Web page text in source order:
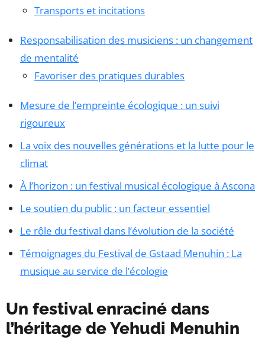
Transports et incitations
Responsabilisation des musiciens : un changement
de mentalité
Favoriser des pratiques durables
Mesure de l’empreinte écologique : un suivi
rigoureux
La voix des nouvelles générations et la lutte pour le
climat
À l’horizon : un festival musical écologique à Ascona
Le soutien du public : un facteur essentiel
Le rôle du festival dans l’évolution de la société
Témoignages du Festival de Gstaad Menuhin : La
musique au service de l’écologie
Un festival enraciné dans
l’héritage de Yehudi Menuhin